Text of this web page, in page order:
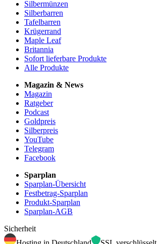
Silbermünzen
Silberbarren
Tafelbarren
Krügerrand
Maple Leaf
Britannia
Sofort lieferbare Produkte
Alle Produkte
Magazin & News
Magazin
Ratgeber
Podcast
Goldpreis
Silberpreis
YouTube
Telegram
Facebook
Sparplan
Sparplan-Übersicht
Festbetrag-Sparplan
Produkt-Sparplan
Sparplan-AGB
Sicherheit